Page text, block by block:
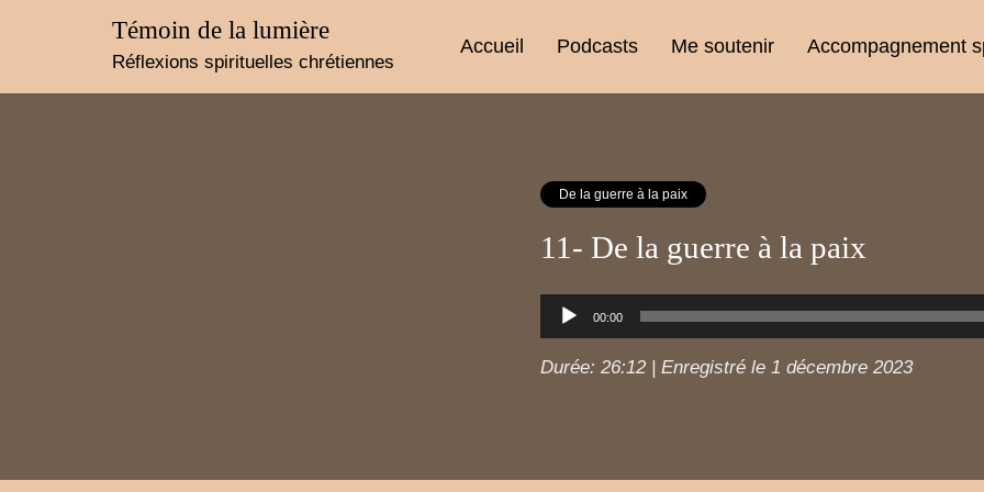
Témoin de la lumière
Réflexions spirituelles chrétiennes
Accueil Podcasts Me soutenir Accompagnement
De la guerre à la paix
11- De la guerre à la paix
Lecteur
audio
00:00
Durée: 26:12 | Enregistré le 1 décembre 2023